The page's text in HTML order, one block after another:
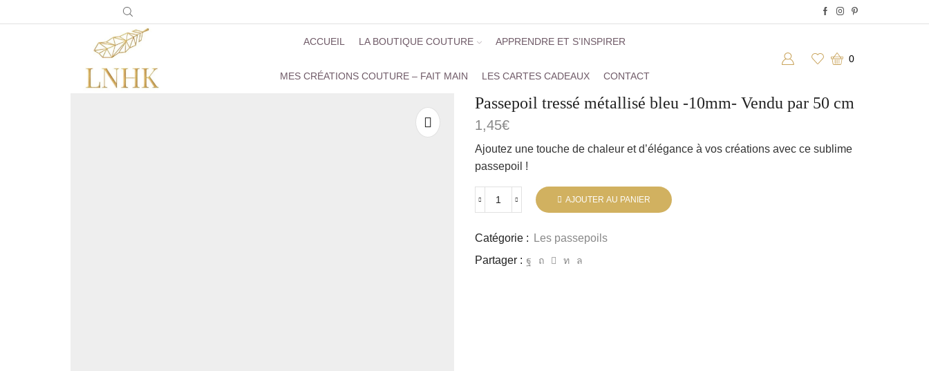
ACCUEIL LA BOUTIQUE COUTURE APPRENDRE ET S’INSPIRER
MES CRÉATIONS COUTURE – FAIT MAIN LES CARTES CADEAUX CONTACT
0
Passepoil tressé métallisé bleu -10mm- Vendu par 50 cm
1,45€
Ajoutez une touche de chaleur et d’élégance à vos créations avec ce sublime
passepoil !
AJOUTER AU PANIER
Catégorie :
Les passepoils
Partager :